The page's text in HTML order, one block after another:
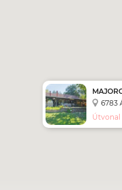
6783
tanya
Útvonal